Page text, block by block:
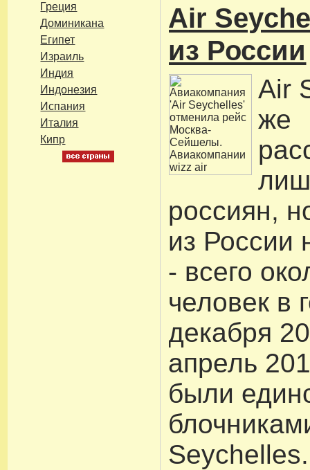
Греция
Доминикана
Египет
Израиль
Индия
Индонезия
Испания
Италия
Кипр
Air
из России
Air
же
россиян,
из
- всего
человек в
декабря
апрель
были
Seychelles.